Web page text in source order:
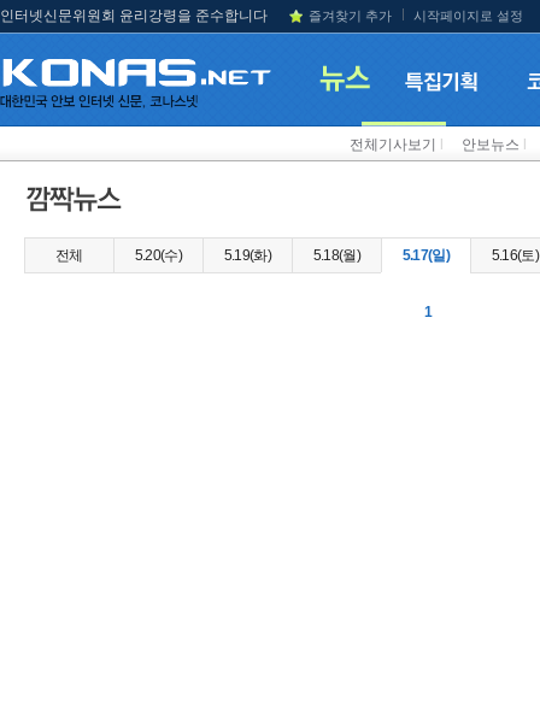
인터넷신문위원회 윤리강령을 준수합니다 즐겨찾기 추가 시작페이지로 설정
전체기사보기 안보뉴스
전체 5.20(수) 5.19(화) 5.18(월) 5.17(일) 5.16(토)
1